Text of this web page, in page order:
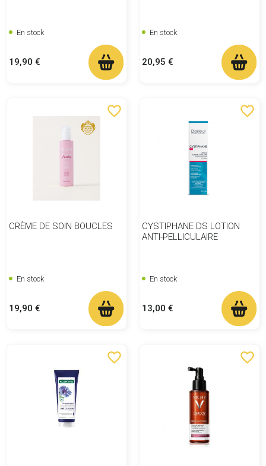
En stock
Prix
19,90 €
En stock
Prix
20,95 €
favorite_border
CRÈME DE SOIN BOUCLES
En stock
Prix
19,90 €
favorite_border
CYSTIPHANE DS LOTION
ANTI-PELLICULAIRE
En stock
Prix
13,00 €
favorite_border favorite_border